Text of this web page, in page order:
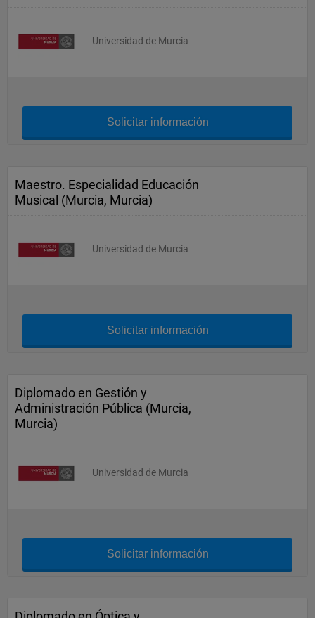
Universidad de Murcia
Solicitar información
Maestro. Especialidad Educación
Musical (Murcia, Murcia)
Universidad de Murcia
Solicitar información
Diplomado en Gestión y
Administración Pública (Murcia,
Murcia)
Universidad de Murcia
Solicitar información